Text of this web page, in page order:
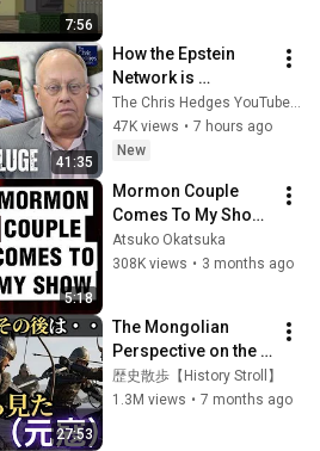
7:56
41:35
How the Epstein
Network is
Privatizing Govt &
Building the
Surveillance
Webb) |TCHR
The Chris Hedges YouTube Channel
47K views • 7 hours ago
New
5:18
Mormon Couple
Comes To My Show |
Atsuko Okatsuka
Stand Up Comedy
Atsuko Okatsuka
308K views • 3 months ago
27:53
The Mongolian
Perspective on the
Battle of Koan: The
Truth of the Mongol
歴史散歩【History Stroll】
1.3M views • 7 months ago